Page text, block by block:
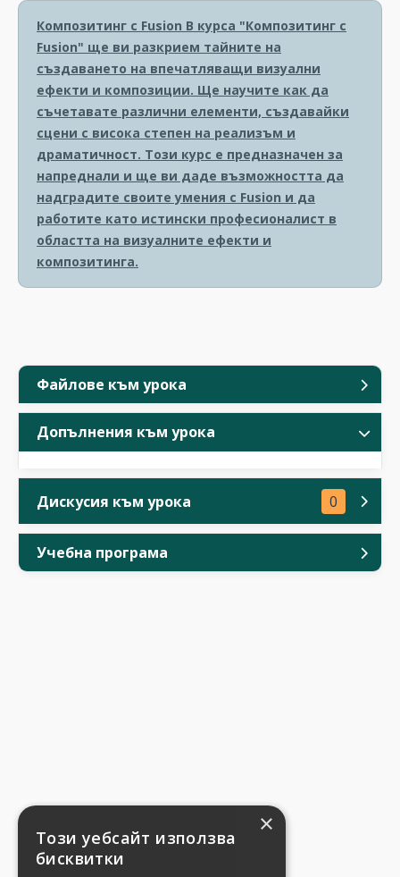
Файлове към урока
Допълнения към урока
Дискусия към урока 0
Учебна програма
Композитинг с Fusion В курса "Композитинг с
Fusion" ще ви разкрием тайните на
създаването на впечатляващи визуални
ефекти и композиции. Ще научите как да
съчетавате различни елементи, създавайки
сцени с висока степен на реализъм и
драматичност. Този курс е предназначен за
напреднали и ще ви даде възможността да
надградите своите умения с Fusion и да
работите като истински професионалист в
областта на визуалните ефекти и
композитинга.
×
Този уебсайт използва
бисквитки